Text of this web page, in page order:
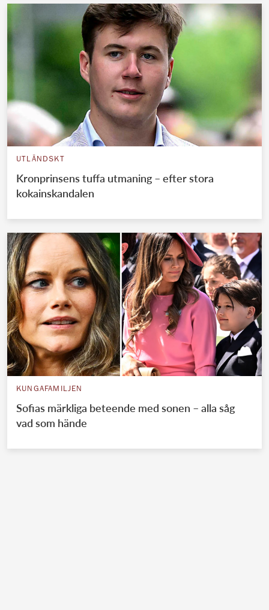
UTLÄNDSKT
Kronprinsens tuffa utmaning – efter stora
kokainskandalen
KUNGAFAMILJEN
Sofias märkliga beteende med sonen – alla såg
vad som hände